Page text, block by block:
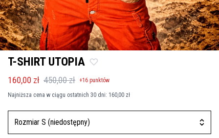
T-SHIRT UTOPIA
160,00 zł 450,00 zł +16 punktów
Najniższa cena w ciągu ostatnich 30 dni: 160,00 zł
Rozmiar S (niedostępny)